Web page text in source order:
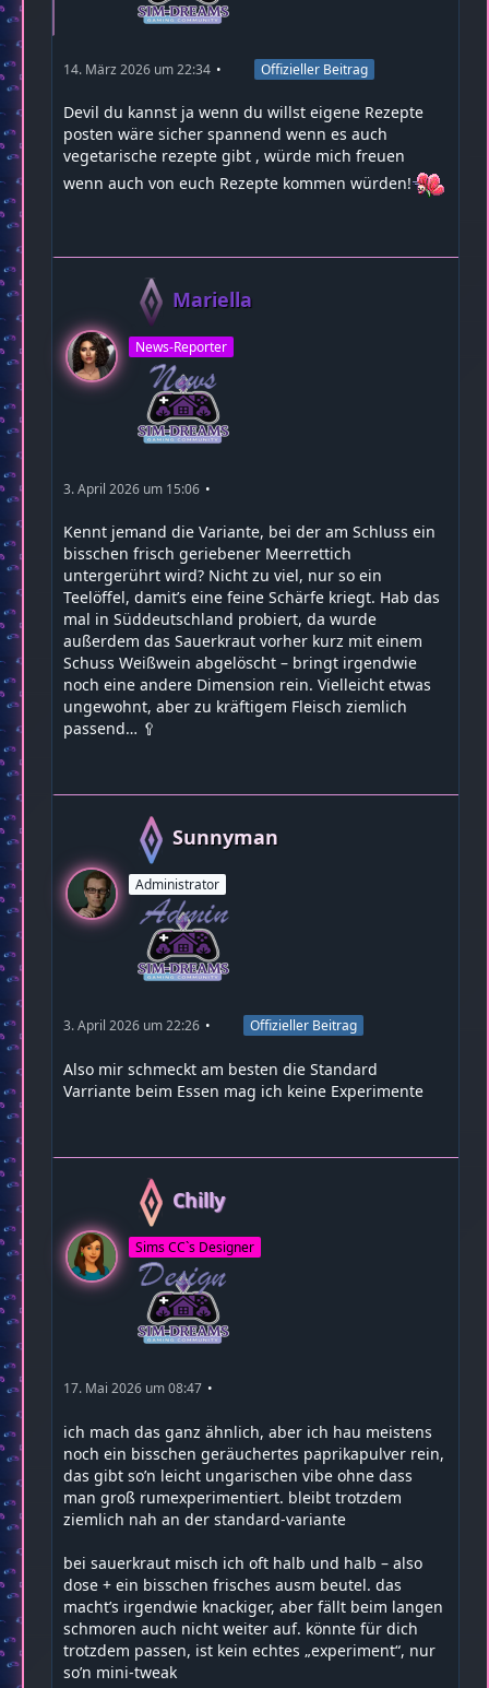
14. März 2026 um 22:34 Offizieller Beitrag
Devil du kannst ja wenn du willst eigene Rezepte
posten wäre sicher spannend wenn es auch
vegetarische rezepte gibt , würde mich freuen
wenn auch von euch Rezepte kommen würden!
Mariella
News-Reporter
3. April 2026 um 15:06
Kennt jemand die Variante, bei der am Schluss ein
bisschen frisch geriebener Meerrettich
untergerührt wird? Nicht zu viel, nur so ein
Teelöffel, damit’s eine feine Schärfe kriegt. Hab das
mal in Süddeutschland probiert, da wurde
außerdem das Sauerkraut vorher kurz mit einem
Schuss Weißwein abgelöscht – bringt irgendwie
noch eine andere Dimension rein. Vielleicht etwas
ungewohnt, aber zu kräftigem Fleisch ziemlich
passend… 🥄
Sunnyman
Administrator
3. April 2026 um 22:26 Offizieller Beitrag
Also mir schmeckt am besten die Standard
Varriante beim Essen mag ich keine Experimente
Chilly
Sims CC`s Designer
17. Mai 2026 um 08:47
ich mach das ganz ähnlich, aber ich hau meistens
noch ein bisschen geräuchertes paprikapulver rein,
das gibt so’n leicht ungarischen vibe ohne dass
man groß rumexperimentiert. bleibt trotzdem
ziemlich nah an der standard-variante
bei sauerkraut misch ich oft halb und halb – also
dose + ein bisschen frisches ausm beutel. das
macht’s irgendwie knackiger, aber fällt beim langen
schmoren auch nicht weiter auf. könnte für dich
trotzdem passen, ist kein echtes „experiment“, nur
so’n mini-tweak